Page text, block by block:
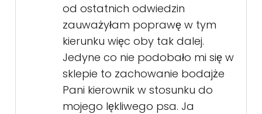
od ostatnich odwiedzin
zauważyłam poprawę w tym
kierunku więc oby tak dalej.
Jedyne co nie podobało mi się w
sklepie to zachowanie bodajże
Pani kierownik w stosunku do
mojego lękliwego psa. Ja